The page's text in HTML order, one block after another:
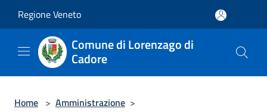
Regione Veneto
Comune di Lorenzago di
Cadore
Home > Amministrazione >